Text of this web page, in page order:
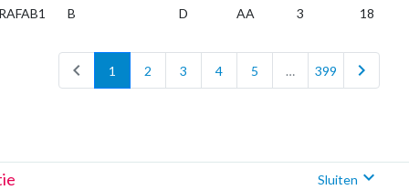
B D AA 3 18
chevron_left 1 2 3 4 5 … 399 chevron_right
Sluiten expand_more